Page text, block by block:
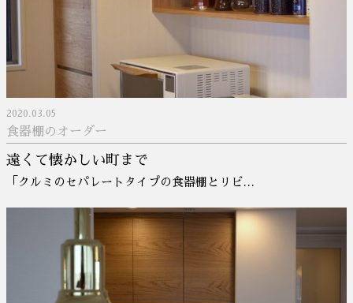
2020.03.05
食器棚のオーダー
遠くて懐かしい町まで
「クルミのセパレートタイプの食器棚とリビ…